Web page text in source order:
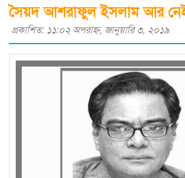
সৈয়দ আশরাফুল ইসলাম আর
প্রকাশিত: ১১:০২ অপরাহ্ণ, জানুয়ারি ৩, ২০১৯